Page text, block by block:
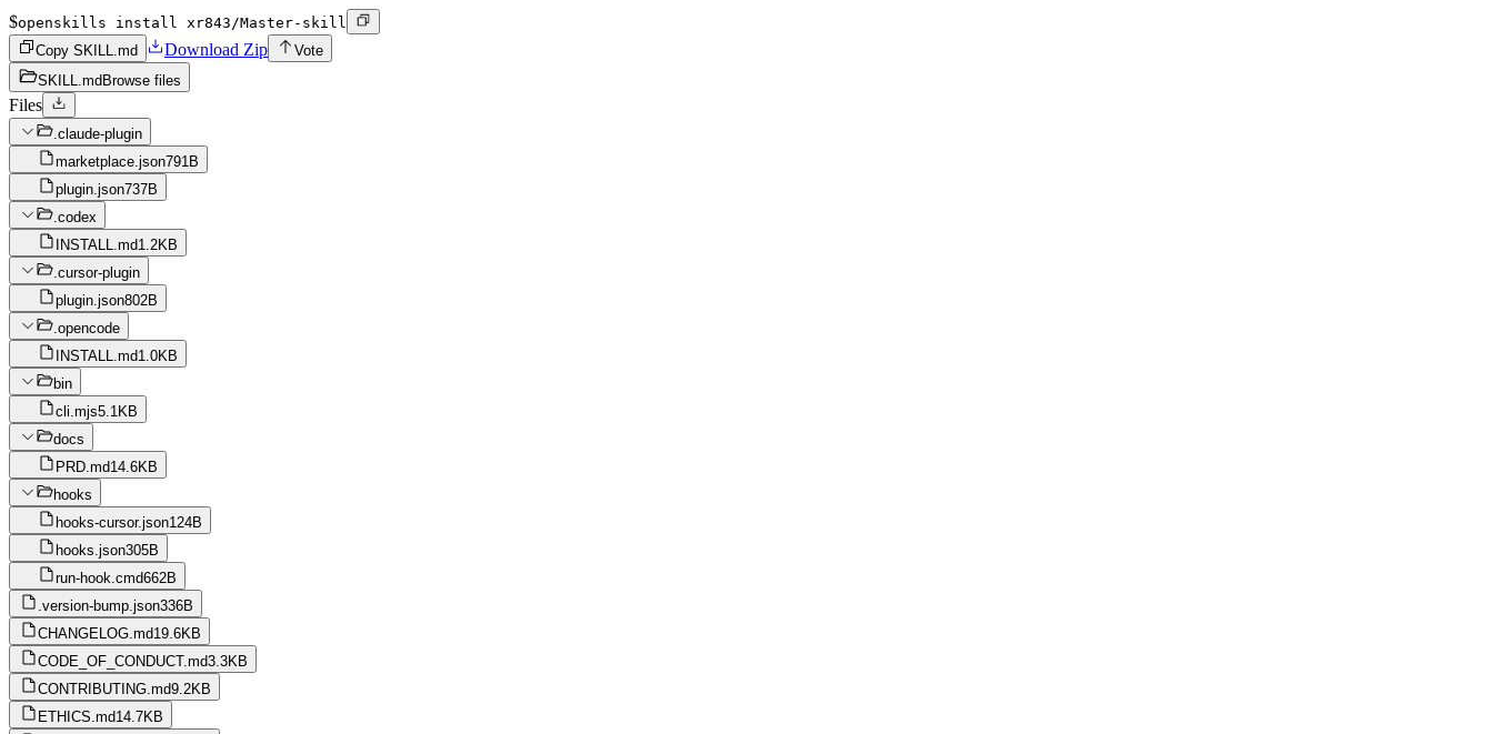
$openskills install xr843/Master-skill
Copy SKILL.md
Download Zip
Vote
SKILL.md Browse files
Files
.claude-plugin
marketplace.json791B
plugin.json737B
.codex
INSTALL.md1.2KB
.cursor-plugin
plugin.json802B
.opencode
INSTALL.md1.0KB
bin
cli.mjs5.1KB
docs
PRD.md14.6KB
hooks
hooks-cursor.json124B
hooks.json305B
run-hook.cmd662B
.version-bump.json336B
CHANGELOG.md19.6KB
CODE_OF_CONDUCT.md3.3KB
CONTRIBUTING.md9.2KB
ETHICS.md14.7KB